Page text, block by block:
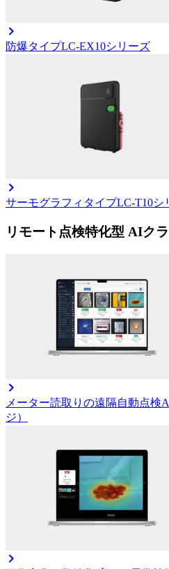
防爆タイプLC-EX10シリーズ
サーモグラフィタイプLC-T10シ
リモート点検特化型 AIク
メーター読取りの遠隔自動点検
ジ）